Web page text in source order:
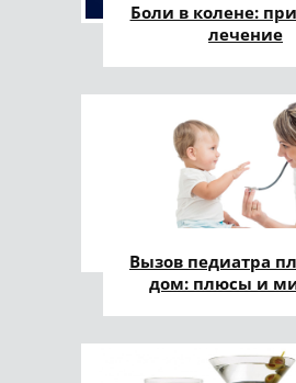
Боли в колене:
лечение
Вызов педиатра
дом: плюсы и